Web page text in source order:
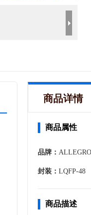
商品详情
商品属性
品牌： ALLEGRO
封装： LQFP-48
商品描述